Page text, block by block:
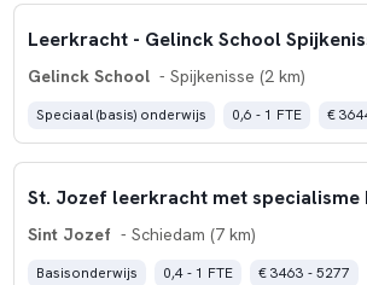
Leerkracht - Gelinck School
Gelinck School - Spijkenisse (2 km)
Speciaal (basis) onderwijs 0,6 - 1 FTE €
Sint Jozef - Schiedam (7 km)
Basisonderwijs 0,4 - 1 FTE
€ 3463 - 5277